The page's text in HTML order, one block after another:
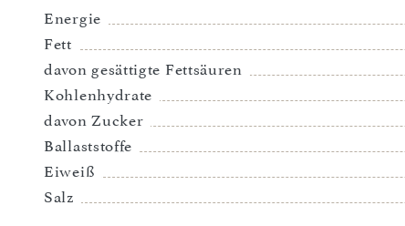
Energie
Fett
davon gesättigte Fettsäuren
Kohlenhydrate
davon Zucker
Ballaststoffe
Eiweiß
Salz